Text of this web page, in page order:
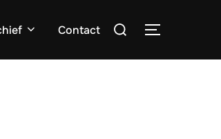
Contact
Zoek
TOGGLE